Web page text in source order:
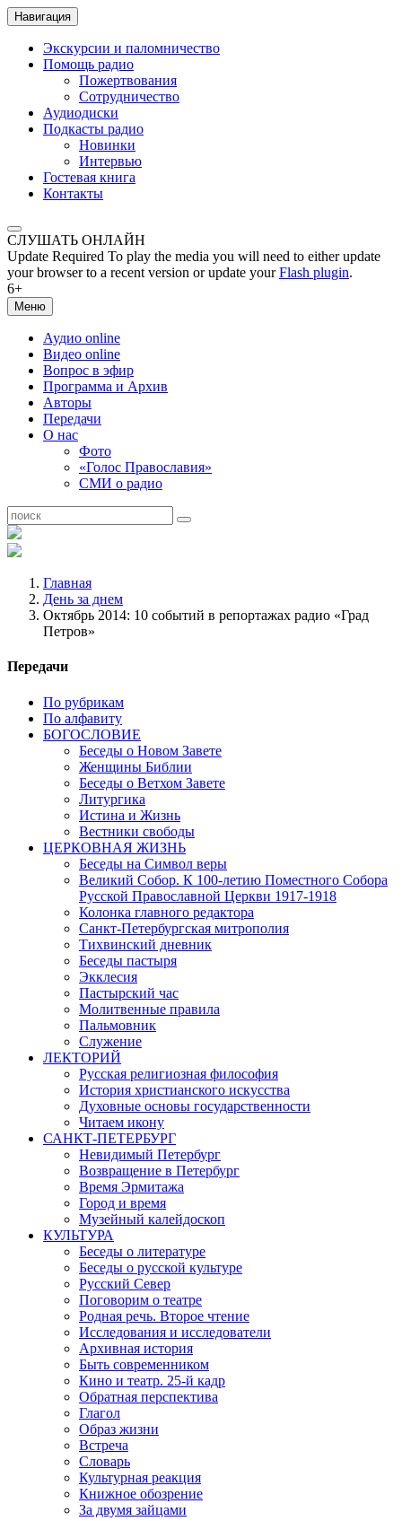
Навигация
Экскурсии и паломничество
Помощь радио
Пожертвования
Сотрудничество
Аудиодиски
Подкасты радио
Новинки
Интервью
Гостевая книга
Контакты
СЛУШАТЬ ОНЛАЙН
Update Required To play the media you will need to either update
your browser to a recent version or update yourFlash plugin.
6+
Меню
Аудио online
Видео online
Вопрос в эфир
Программа и Архив
Авторы
Передачи
О нас
Фото
«Голос Православия»
СМИ о радио
Главная
День за днем
Октябрь 2014: 10 событий в репортажах радио «Град
Петров»
Передачи
По рубрикам
По алфавиту
БОГОСЛОВИЕ
Беседы о Новом Завете
Женщины Библии
Беседы о Ветхом Завете
Литургика
Истина и Жизнь
Вестники свободы
ЦЕРКОВНАЯ ЖИЗНЬ
Беседы на Символ веры
Великий Собор. К 100-летию Поместного Собора
Русской Православной Церкви 1917-1918
Колонка главного редактора
Санкт-Петербургская митрополия
Тихвинский дневник
Беседы пастыря
Экклесия
Пастырский час
Молитвенные правила
Пальмовник
Служение
ЛЕКТОРИЙ
Русская религиозная философия
История христианского искусства
Духовные основы государственности
Читаем икону
САНКТ-ПЕТЕРБУРГ
Невидимый Петербург
Возвращение в Петербург
Время Эрмитажа
Город и время
Музейный калейдоскоп
КУЛЬТУРА
Беседы о литературе
Беседы о русской культуре
Русский Север
Поговорим о театре
Родная речь. Второе чтение
Исследования и исследователи
Архивная история
Быть современником
Кино и театр. 25-й кадр
Обратная перспектива
Глагол
Образ жизни
Встреча
Словарь
Культурная реакция
Книжное обозрение
За двумя зайцами